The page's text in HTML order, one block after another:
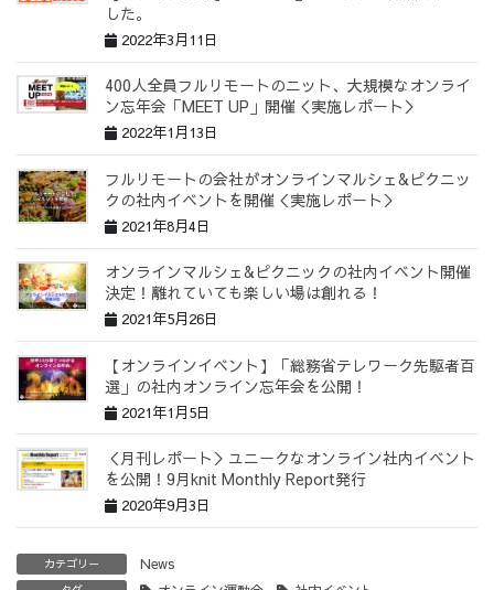
した。
2022年3月11日
400人全員フルリモートのニット、大規模なオンライ
ン忘年会「MEET UP」開催＜実施レポート＞
2022年1月13日
フルリモートの会社がオンラインマルシェ&ピクニッ
クの社内イベントを開催＜実施レポート＞
2021年8月4日
オンラインマルシェ&ピクニックの社内イベント開催
決定！離れていても楽しい場は創れる！
2021年5月26日
【オンラインイベント】「総務省テレワーク先駆者百
選」の社内オンライン忘年会を公開！
2021年1月5日
＜月刊レポート＞ユニークなオンライン社内イベント
を公開！9月knit Monthly Report発行
2020年9月3日
カテゴリー News